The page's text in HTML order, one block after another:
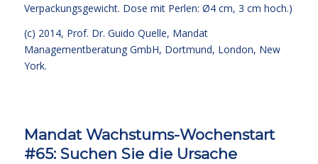
Verpackungsgewicht. Dose mit Perlen: Ø4 cm, 3 cm hoch.)
(c) 2014, Prof. Dr. Guido Quelle, Mandat
Managementberatung GmbH, Dortmund, London, New
York.
Mandat Wachstums-Wochenstart
#65: Suchen Sie die Ursache